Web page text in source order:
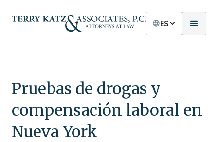
ES
Pruebas de drogas y
compensación laboral en
Nueva York